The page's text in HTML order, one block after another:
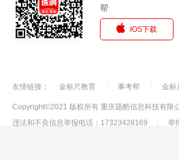
帮
IOS下载
友情链接： 金标尺教育 事考帮 金标
Copyright©2021 版权所有 重庆题酷信息科技有限
违法和不良信息举报电话：17323428169
举